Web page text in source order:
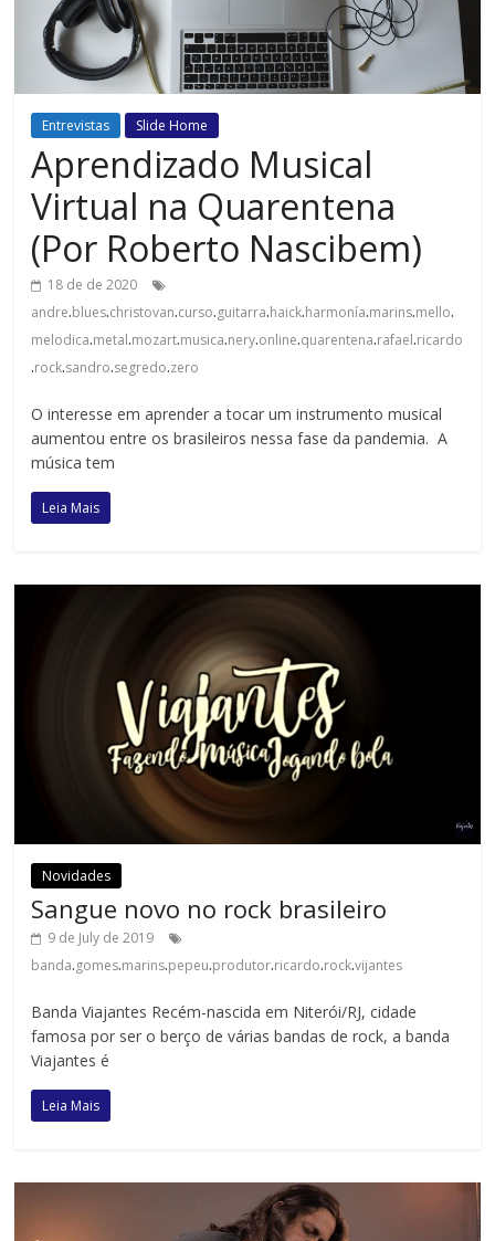
Entrevistas Slide Home
Aprendizado Musical
Virtual na Quarentena
(Por Roberto Nascibem)
18 de de 2020
andre.blues.christovan.curso.guitarra.haick.harmonía.marins.mello.
melodica.metal.mozart.musica.nery.online.quarentena.rafael.ricardo
.rock.sandro.segredo.zero
O interesse em aprender a tocar um instrumento musical
aumentou entre os brasileiros nessa fase da pandemia. A
música tem
Leia Mais
Novidades
Sangue novo no rock brasileiro
9 de July de 2019
banda.gomes.marins.pepeu.produtor.ricardo.rock.vijantes
Banda Viajantes Recém-nascida em Niterói/RJ, cidade
famosa por ser o berço de várias bandas de rock, a banda
Viajantes é
Leia Mais